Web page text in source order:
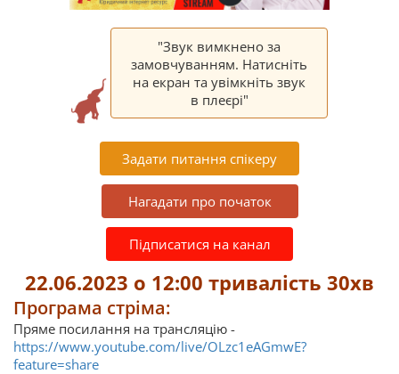
"Звук вимкнено за
замовчуванням. Натисніть
на екран та увімкніть звук
в плеєрі"
Задати питання спікеру
Нагадати про початок
Підписатися на канал
22.06.2023 о 12:00 тривалість 30хв
Програма стріма:
Пряме посилання на трансляцію -
https://www.youtube.com/live/OLzc1eAGmwE?
feature=share